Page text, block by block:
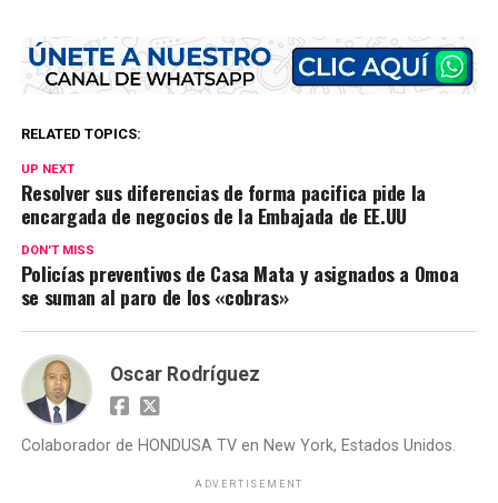
RELATED TOPICS:
UP NEXT
Resolver sus diferencias de forma pacifica pide la
encargada de negocios de la Embajada de EE.UU
DON'T MISS
Policías preventivos de Casa Mata y asignados a Omoa
se suman al paro de los «cobras»
Oscar Rodríguez
Colaborador de HONDUSA TV en New York, Estados Unidos.
ADVERTISEMENT